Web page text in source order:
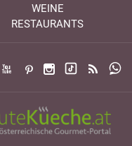
WEINE
RESTAURANTS